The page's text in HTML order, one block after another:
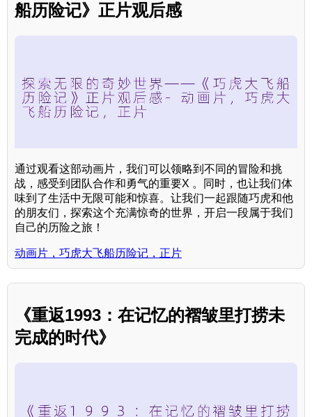
船历险记》正片观后感
通过观看这部动画片，我们可以领略到不同的冒险和挑
战，感受到团队合作和勇气的重要X 。同时，也让我们体
味到了生活中无限可能和惊喜。让我们一起跟随巧虎和他
的朋友们，探索这个充满惊奇的世界，开启一段属于我们
自己的历险之旅！
动画片，巧虎大飞船历险记，正片
《重返1993：在记忆的褶皱里打捞未
完成的时代》